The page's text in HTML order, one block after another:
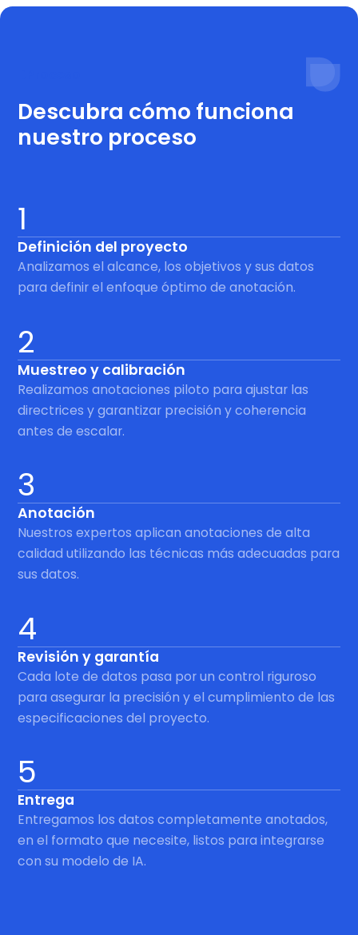
Descubra cómo funciona
nuestro proceso
1
Definición del proyecto
Analizamos el alcance, los objetivos y sus datos
para definir el enfoque óptimo de anotación.
2
Muestreo y calibración
Realizamos anotaciones piloto para ajustar las
directrices y garantizar precisión y coherencia
antes de escalar.
3
Anotación
Nuestros expertos aplican anotaciones de alta
calidad utilizando las técnicas más adecuadas para
sus datos.
4
Revisión y garantía
Cada lote de datos pasa por un control riguroso
para asegurar la precisión y el cumplimiento de las
especificaciones del proyecto.
5
Entrega
Entregamos los datos completamente anotados,
en el formato que necesite, listos para integrarse
con su modelo de IA.